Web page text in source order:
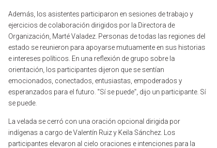
Además, los asistentes participaron en sesiones detrabajo y
ejercicios de colaboración dirigidos por la Directora de
Organización, MartéValadez. Personas detodas las regiones del
estado se reunieron para apoyarse mutuamente en sus historias
e intereses políticos. En una reflexión de grupo sobre la
orientación, los participantes dijeron que se sentían
emocionados, conectados, entusiastas, empoderados y
esperanzados para el futuro. "Sí se puede", dijo un participante. Sí
se puede.
La velada se cerró con una oración opcional dirigida por
indígenas a cargo deValentín Ruizy Keila Sánchez. Los
participantes elevaron al cielo oraciones e intenciones para la